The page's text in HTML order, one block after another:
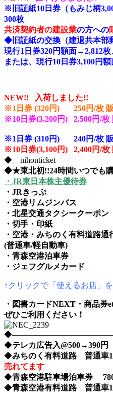
※旧証紙10日券（もみじ柄
300枚
共済契約者の建設業の方への
◆旧証紙の交換（建退共本部
現行1日券320円額面→2,812枚
または、現行10日券3,100円
NEW!! 入荷しました!!
※1日券 (320円) 250
※10日券(3,200円) 2,500
※1日券 (310円) 240円/枚
※10日券(3,100円) 2,400
◆★東北初!!24時間いつでも
・JR東日本株主優待券
・JRきっぷ
・空港リムジンバス
・北星交通タクシークーポン
・切手・印紙
・空港・みちのく有料道路通
(普通車/軽自動車)
・青森空港泊車券
・ジェフグルメカード
↑クリックで「使えるお店」
・図書カードNEXT・商品券
ぜひご利用ください！
◆テレカ広告入@500→390円
◆みちのく有料道路 普通車
売れてます
◆青森空港駐車場泊車券
◆青森空港有料道路 普通車